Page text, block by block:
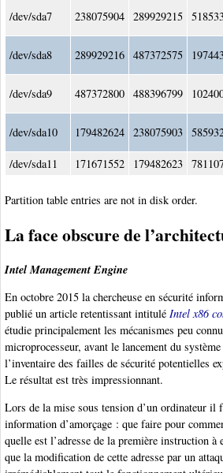
/dev/sda7 238075904 289929215
/dev/sda8 289929216 487372575
/dev/sda9 487372800 488396799
/dev/sda10 179482624 238075903
/dev/sda11
171671552 179482623
Partition table entries are not in disk order.
La face obscure de
Intel Management Engine
En octobre 2015 la chercheuse en sécurité
publié un article retentissant intitulé Intel x86
étudie principalement les mécanismes peu
microprocesseur, avant le lancement du
l’inventaire des failles de sécurité potentielles
Le résultat est très impressionnant.
Lors de la mise sous tension d’un ordinateur il
information d’amorçage : que faire pour
quelle est l’adresse de la première instruction à
que la modification de cette adresse par un